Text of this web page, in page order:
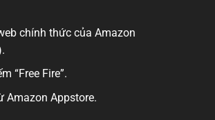
chính thức của Amazon
“Free Fire”.
Amazon Appstore.